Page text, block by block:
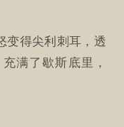
变得尖利刺耳，透
满了歇斯底里，